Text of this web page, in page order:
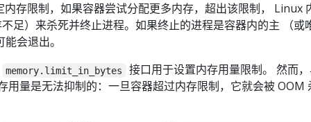
存限制，如果容器尝试分配更多内存，超出该限制， Linux
足）来杀死并终止进程。如果终止的进程是容器内的主 （或
会退出。
memory.limit_in_bytes
接口用于设置内存用量限制。 然而
用量是无法抑制的：一旦容器超过内存限制，它就会被 OOM